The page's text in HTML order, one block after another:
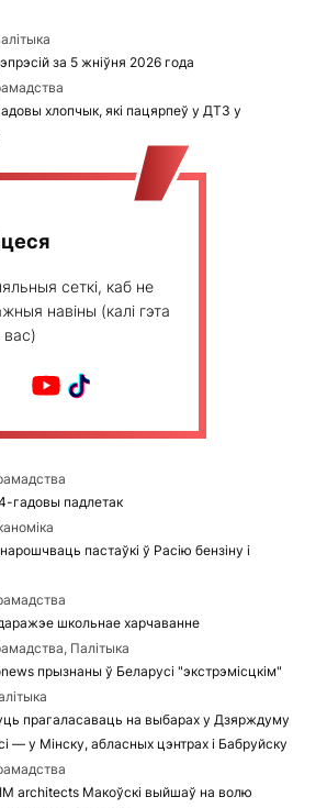
за 5 жніўня 2026 года
хлопчык, які пацярпеў у ДТЗ у
сеткі, каб не
навіны (калі гэта
вас)
гадовы падлетак
пастаўкі ў Расію бензіну і
школьнае харчаванне
Палітыка
прызнаны ў Беларусі "экстрэмісцкім"
прагаласаваць на выбарах у Дзярждуму
— у Мінску, абласных цэнтрах і Бабруйску
architects Макоўскі выйшаў на волю